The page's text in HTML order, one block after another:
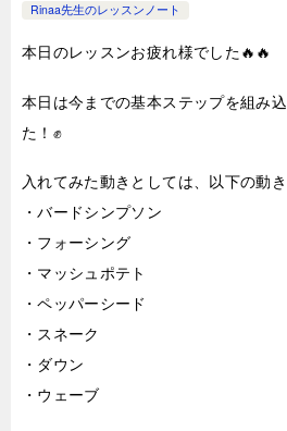
Rinaa先生のレッスンノート
本日のレッスンお疲れ様でした🔥🔥
本日は今までの基本ステップを組み
た！✊
入れてみた動きとしては、以下の動き
・バードシンプソン
・フォーシング
・マッシュポテト
・ペッパーシード
・スネーク
・ダウン
・ウェーブ